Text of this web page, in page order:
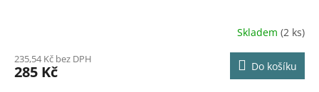
Skladem (2 ks)
235,54 Kč bez DPH
285 Kč Do košíku